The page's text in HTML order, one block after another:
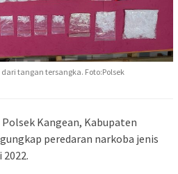
tangan tersangka. Foto:Polsek
Polsek Kangean, Kabupaten
peredaran narkoba jenis
2022.